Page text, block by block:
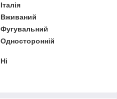
Італія
Вживаний
Фугувальний
Односторонній
Ні